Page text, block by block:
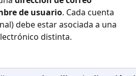
de usuario. Cada cuenta
debe estar asociada a una
distinta.